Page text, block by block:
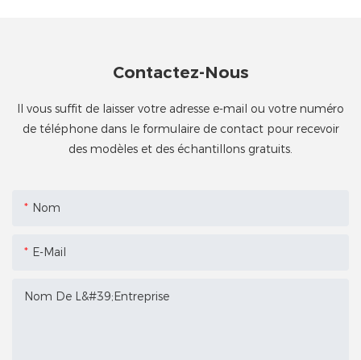
Contactez-Nous
Il vous suffit de laisser votre adresse e-mail ou votre numéro
de téléphone dans le formulaire de contact pour recevoir
des modèles et des échantillons gratuits.
Nom
E-Mail
Nom De L&#39;entreprise